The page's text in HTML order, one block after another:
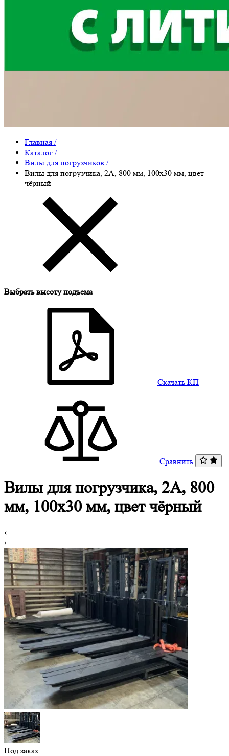
Главная /
Каталог /
Вилы для погрузчиков /
Вилы для погрузчика, 2A, 800 мм, 100x30 мм, цвет
чёрный
Выбрать высоту подъема
Скачать КП
Сравнить
Вилы для погрузчика, 2A, 800
мм, 100x30 мм, цвет чёрный
‹
›
Под заказ